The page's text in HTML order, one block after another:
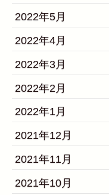
2022年5月
2022年4月
2022年3月
2022年2月
2022年1月
2021年12月
2021年11月
2021年10月